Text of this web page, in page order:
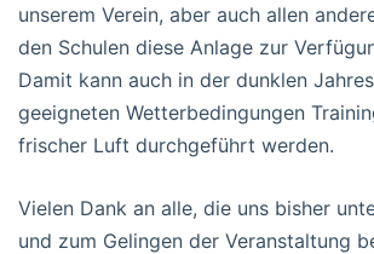
unserem Verein, aber auch allen
den Schulen diese Anlage zur
Damit kann auch in der dunklen
geeigneten Wetterbedingungen
frischer Luft durchgeführt werden.
Vielen Dank an alle, die uns bisher
und zum Gelingen der Veranstaltung